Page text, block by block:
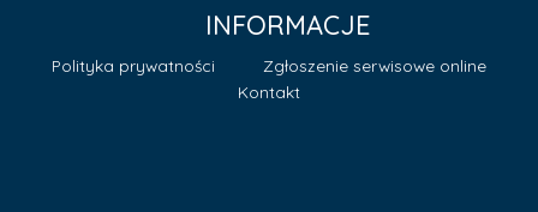
INFORMACJE
Polityka prywatności
Zgłoszenie serwisowe online
Kontakt